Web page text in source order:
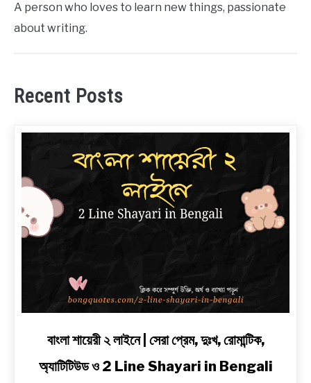
A person who loves to learn new things, passionate
about writing.
Recent Posts
বাংলা শায়েরী ২ লাইনে | সেরা প্রেম, দুঃখ, রোমান্টিক,
অ্যাটিটিউড ও 2 Line Shayari in Bengali